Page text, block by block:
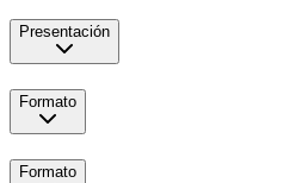
Presentación
Formato
Formato